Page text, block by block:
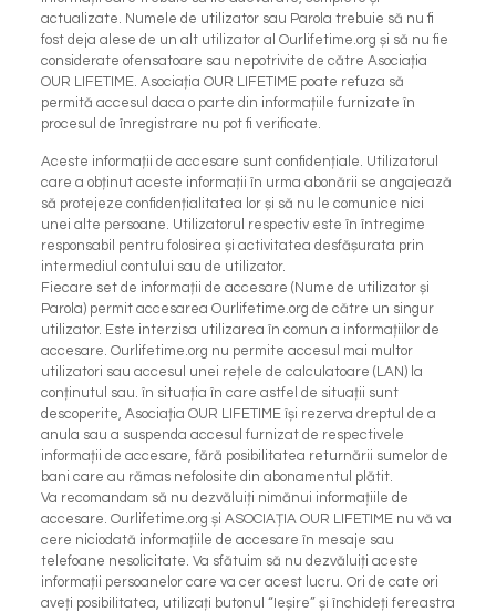
actualizate. Numele de utilizator sau Parola trebuie să nu fi
fost deja alese de un alt utilizator al Ourlifetime.org și să nu fie
considerate ofensatoare sau nepotrivite de către Asociația
OUR LIFETIME. Asociația OUR LIFETIME poate refuza să
permită accesul daca o parte din informațiile furnizate în
procesul de înregistrare nu pot fi verificate.
Aceste informații de accesare sunt confidențiale. Utilizatorul
care a obținut aceste informații în urma abonării se angajează
să protejeze confidențialitatea lor și să nu le comunice nici
unei alte persoane. Utilizatorul respectiv este în întregime
responsabil pentru folosirea și activitatea desfășurata prin
intermediul contului sau de utilizator.
Fiecare set de informații de accesare (Nume de utilizator și
Parola) permit accesarea Ourlifetime.org de către un singur
utilizator. Este interzisa utilizarea în comun a informațiilor de
accesare. Ourlifetime.org nu permite accesul mai multor
utilizatori sau accesul unei rețele de calculatoare (LAN) la
conținutul sau. în situația în care astfel de situații sunt
descoperite, Asociația OUR LIFETIME își rezerva dreptul de a
anula sau a suspenda accesul furnizat de respectivele
informații de accesare, fără posibilitatea returnării sumelor de
bani care au rămas nefolosite din abonamentul plătit.
Va recomandam să nu dezvăluiți nimănui informațiile de
accesare. Ourlifetime.org și ASOCIAȚIA OUR LIFETIME nu vă va
cere niciodată informațiile de accesare în mesaje sau
telefoane nesolicitate. Va sfătuim să nu dezvăluiți aceste
informații persoanelor care va cer acest lucru. Ori de cate ori
aveți posibilitatea, utilizați butonul “Ieșire” și închideți fereastra